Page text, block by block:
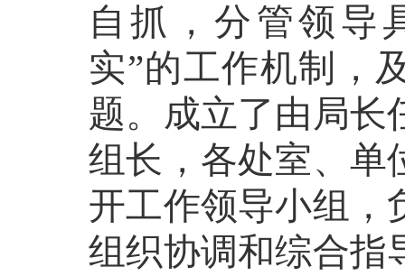
自抓，分管领导
实”的工作机制，
题。成立了由局长
组长，各处室、单
开工作领导小组，
组织协调和综合指